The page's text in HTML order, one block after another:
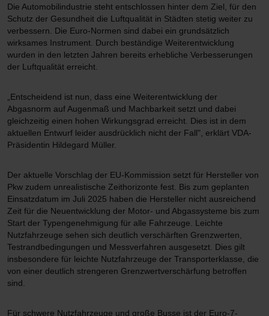
Die Automobilindustrie steht entschlossen hinter dem Ziel, für den
Schutz der Gesundheit die Luftqualität in Städten stetig weiter zu
verbessern. Die Euro-Normen sind dabei ein grundsätzlich
wirksames Instrument. Durch beständige Weiterentwicklung
wurden in den letzten Jahren bereits erhebliche Verbesserungen
der Luftqualität erreicht.
„Entscheidend ist nun, dass eine Weiterentwicklung der
Abgasnorm auf Augenmaß und Machbarkeit setzt und dabei
gleichzeitig einen hohen Wirkungsgrad erreicht. Dies ist in dem
aktuellen Entwurf leider ausdrücklich nicht der Fall", erklärt VDA-
Präsidentin Hildegard Müller.
Der aktuelle Vorschlag der EU-Kommission setzt für Hersteller von
Pkw zudem unrealistische Zeithorizonte fest. Bis zum geplanten
Einsatzdatum im Juli 2025 haben die Hersteller nicht ausreichend
Zeit für die Neuentwicklung der Motor- und Abgassysteme bis zum
Start der Typengenehmigung für alle Fahrzeuge. Leichte
Nutzfahrzeuge sehen sich deutlich verschärften Grenzwerten,
Testrandbedingungen und Messverfahren ausgesetzt. Dies gilt
insbesondere für leichte Nutzfahrzeuge der Transporterklasse, die
von einer deutlich strengeren Grenzwertverschärfung betroffen
sind.
Für schwere Nutzfahrzeuge und große Busse ist der Euro-7-